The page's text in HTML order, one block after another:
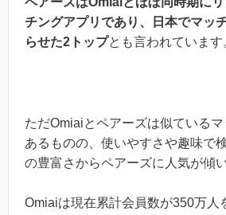
チングアプリであり、日本でマッ
らせた2トップとも言われています
ただOmiaiとペアーズは似ている
あるものの、使いやすさや趣味で
の豊富さからペアーズに人気が傾
Omiaiは現在累計会員数が350万人